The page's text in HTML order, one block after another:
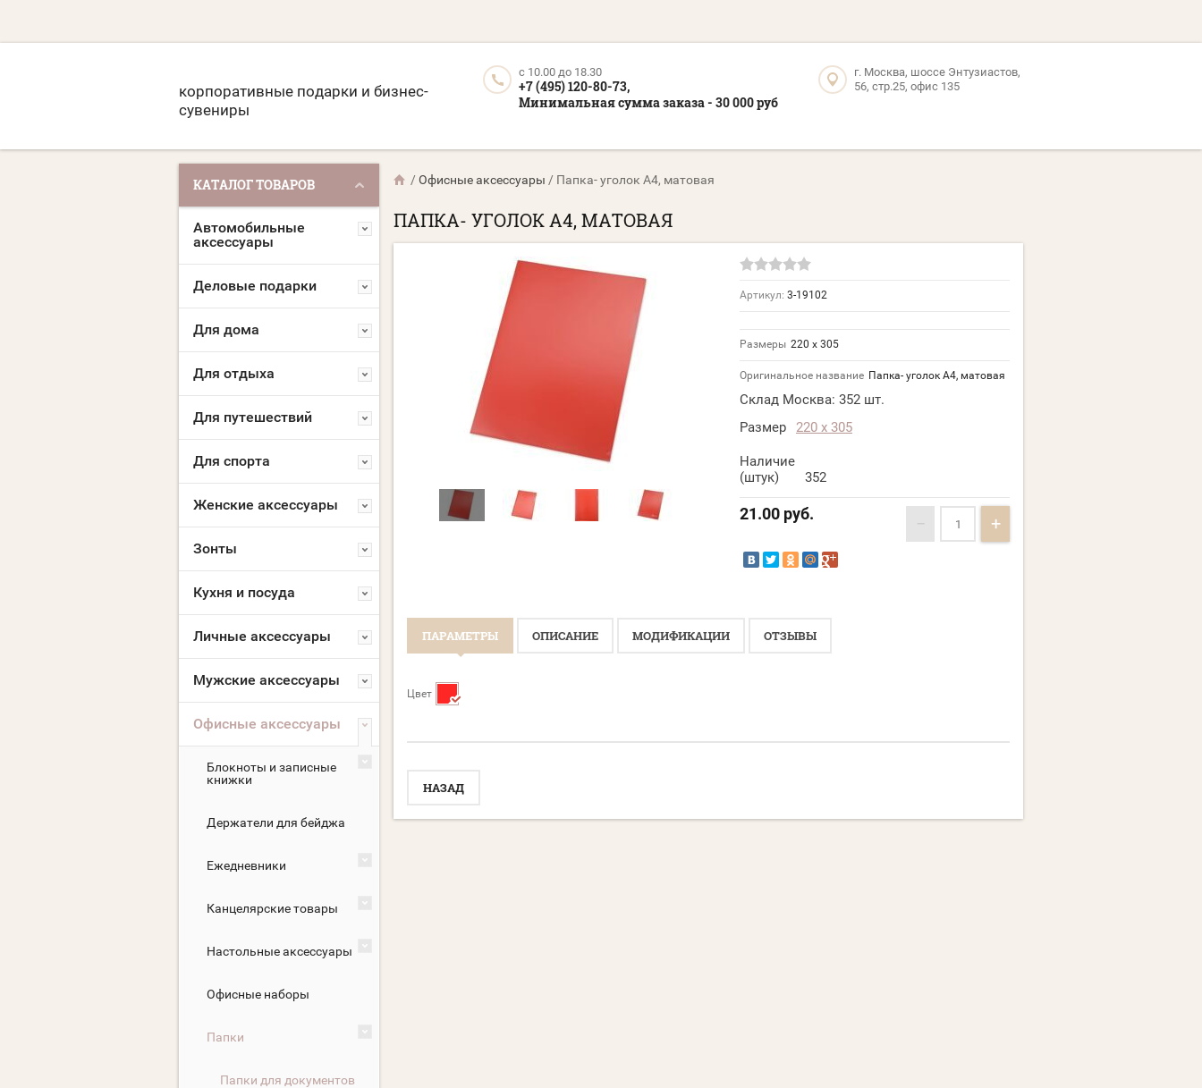
корпоративные подарки и бизнес-
сувениры
c 10.00 до 18.30
+7 (495) 120-80-73,
Минимальная сумма заказа - 30 000 руб
г. Москва, шоссе Энтузиастов,
56, стр.25, офис 135
КАТАЛОГ ТОВАРОВ
Автомобильные
аксессуары
Деловые подарки
Для дома
Для отдыха
Для путешествий
Для спорта
Женские аксессуары
Зонты
Кухня и посуда
Личные аксессуары
Мужские аксессуары
Офисные аксессуары
Блокноты и записные
книжки
Держатели для бейджа
Ежедневники
Канцелярские товары
Настольные аксессуары
Офисные наборы
Папки
Папки для документов
/Офисные аксессуары / Папка- уголок А4, матовая
ПАПКА- УГОЛОК А4, МАТОВАЯ
Артикул: 3-19102
Размеры 220 х 305
Оригинальное название Папка- уголок А4, матовая
Склад Москва: 352 шт.
Размер
220 х 305
Наличие
(штук)
352
21.00 руб. − +
ПАРАМЕТРЫ ОПИСАНИЕ МОДИФИКАЦИИ ОТЗЫВЫ
Цвет
НАЗАД